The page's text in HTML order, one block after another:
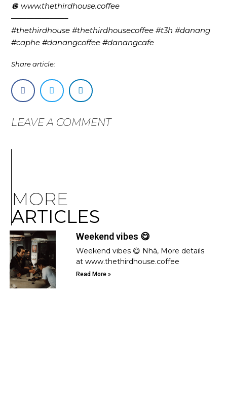
🪩 www.thethirdhouse.coffee
———————–
#thethirdhouse #thethirdhousecoffee #t3h #danang
#caphe #danangcoffee #danangcafe
Share article:
LEAVE A COMMENT
MORE
ARTICLES
Weekend vibes 😋
Weekend vibes 😋 Nhà, More details
at www.thethirdhouse.coffee
Read More »